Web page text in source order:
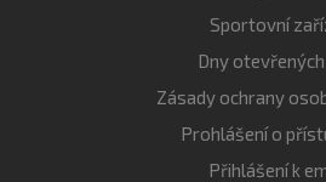
Sportovní
Dny
Zásady ochrany
Prohlášení o
Přihlášení k